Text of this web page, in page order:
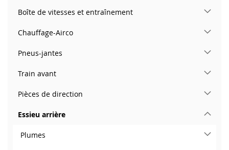
Boîte de vitesses et entraînement
Chauffage-Airco
Pneus-jantes
Train avant
Pièces de direction
Essieu arrière
Plumes